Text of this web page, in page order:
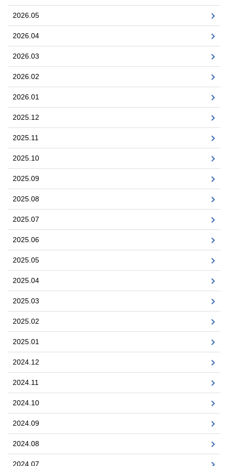
2026.05
2026.04
2026.03
2026.02
2026.01
2025.12
2025.11
2025.10
2025.09
2025.08
2025.07
2025.06
2025.05
2025.04
2025.03
2025.02
2025.01
2024.12
2024.11
2024.10
2024.09
2024.08
2024.07